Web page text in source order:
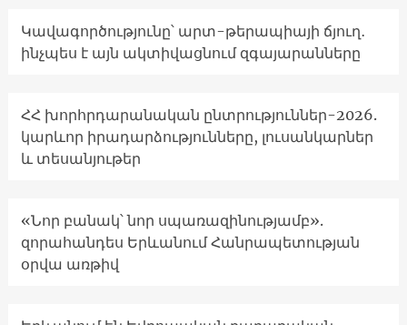
Կավագործությունը՝ արտ-թերապիայի ճյուղ․
ինչպես է այն ակտիվացնում զգայարանները
ՀՀ խորհրդարանական ընտրություններ-2026.
կարևոր իրադարձությունները, լուսանկարներ
և տեսանյութեր
«Նոր բանակ՝ նոր սպառազինությամբ».
զորահանդես Երևանում Հանրապետության
օրվա առթիվ